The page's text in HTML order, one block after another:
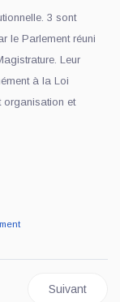
3 sont
le Parlement réuni
Leur
à la Loi
organisation et
'' M23 et AFC ont
Article
Suivant